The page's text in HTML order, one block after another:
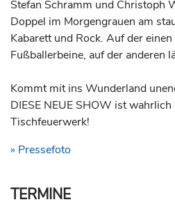
Stefan Schramm und Christoph
Doppel im Morgengrauen am
Kabarett und Rock. Auf der
Fußballerbeine, auf der anderen
Kommt mit ins Wunderland
DIESE NEUE SHOW ist
Tischfeuerwerk!
» Pressefoto
TERMINE